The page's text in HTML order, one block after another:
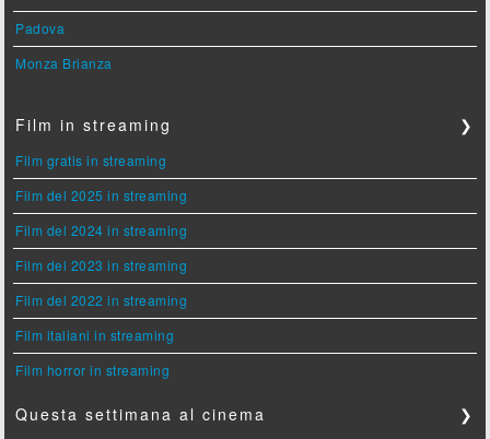
Padova
Monza Brianza
Film in streaming ❯
Film gratis in streaming
Film del 2025 in streaming
Film del 2024 in streaming
Film del 2023 in streaming
Film del 2022 in streaming
Film italiani in streaming
Film horror in streaming
Questa settimana al cinema ❯